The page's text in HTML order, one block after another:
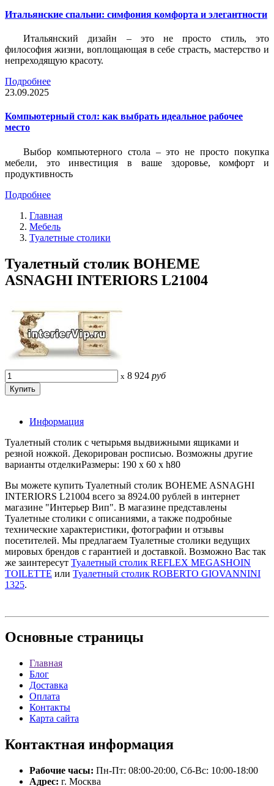
Итальянские спальни: симфония комфорта и элегантности
Итальянский дизайн – это не просто стиль, это
философия жизни, воплощающая в себе страсть, мастерство и
непреходящую красоту.
Подробнее
23.09.2025
Компьютерный стол: как выбрать идеальное рабочее
место
Выбор компьютерного стола – это не просто покупка
мебели, это инвестиция в ваше здоровье, комфорт и
продуктивность
Подробнее
Главная
Мебель
Туалетные столики
Туалетный столик BOHEME
ASNAGHI INTERIORS L21004
x 8 924 руб
Информация
Туалетный столик с четырьмя выдвижными ящиками и
резной ножкой. Декорирован росписью. Возможны другие
варианты отделкиРазмеры: 190 x 60 x h80
Вы можете купить Туалетный столик BOHEME ASNAGHI
INTERIORS L21004 всего за 8924.00 рублей в интернет
магазине "Интерьер Вип". В магазине представлены
Туалетные столики с описаниями, а также подробные
технические характеристики, фотографии и отзывы
посетителей. Мы предлагаем Туалетные столики ведущих
мировых брендов с гарантией и доставкой. Возможно Вас так
же заинтересут Туалетный столик REFLEX MEGASHOIN
TOILETTE или Туалетный столик ROBERTO GIOVANNINI
1325.
Основные страницы
Главная
Блог
Доставка
Оплата
Контакты
Карта сайта
Контактная информация
Рабочие часы: Пн-Пт: 08:00-20:00, Сб-Вс: 10:00-18:00
Адрес: г. Москва